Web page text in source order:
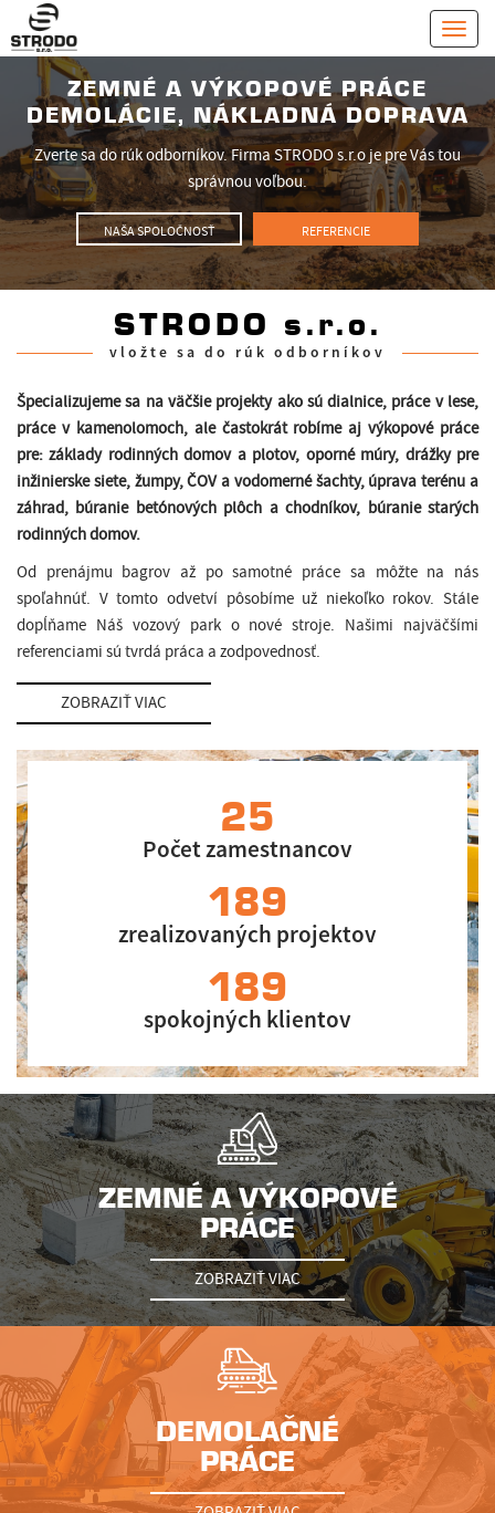
ZEMNÉ A VÝKOPOVÉ PRÁCE
DEMOLÁCIE, NÁKLADNÁ DOPRAVA
Zverte sa do rúk odborníkov. Firma STRODO s.r.o je pre Vás tou
správnou voľbou.
NAŠA SPOLOČNOSŤ REFERENCIE
STRODO s.r.o.
vložte sa do rúk odborníkov
Špecializujeme sa na väčšie projekty ako sú dialnice, práce v lese,
práce v kamenolomoch, ale častokrát robíme aj výkopové práce
pre: základy rodinných domov a plotov, oporné múry, drážky pre
inžinierske siete, žumpy, ČOV a vodomerné šachty, úprava terénu a
záhrad, búranie betónových plôch a chodníkov, búranie starých
rodinných domov.
Od prenájmu bagrov až po samotné práce sa môžte na nás
spoľahnúť. V tomto odvetví pôsobíme už niekoľko rokov. Stále
dopĺňame Náš vozový park o nové stroje. Našimi najväčšími
referenciami sú tvrdá práca a zodpovednosť.
ZOBRAZIŤ VIAC
25
Počet zamestnancov
189
zrealizovaných projektov
189
spokojných klientov
ZEMNÉ A VÝKOPOVÉ
PRÁCE
ZOBRAZIŤ VIAC
DEMOLAČNÉ
PRÁCE